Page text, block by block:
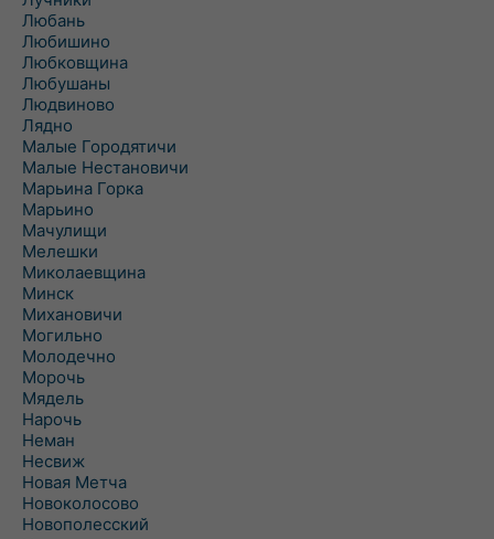
Любань
Любишино
Любковщина
Любушаны
Людвиново
Лядно
Малые Городятичи
Малые Нестановичи
Марьина Горка
Марьино
Мачулищи
Мелешки
Миколаевщина
Минск
Михановичи
Могильно
Молодечно
Морочь
Мядель
Нарочь
Неман
Несвиж
Новая Метча
Новоколосово
Новополесский